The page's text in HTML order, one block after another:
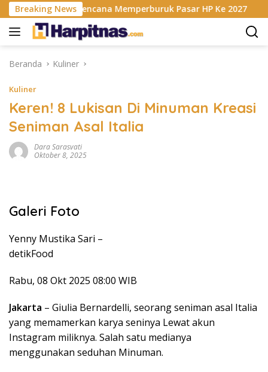
Langsung
ke
konten
Breaking News
RAM Berencana Memperburuk Pasar HP Ke 2027
Beranda Kuliner
Kuliner
Keren! 8 Lukisan Di Minuman Kreasi
Seniman Asal Italia
Dara Sarasvati
Oktober 8, 2025
Galeri Foto
Yenny Mustika Sari –
detikFood
Rabu, 08 Okt 2025 08:00 WIB
Jakarta – Giulia Bernardelli, seorang seniman asal Italia
yang memamerkan karya seninya Lewat akun
Instagram miliknya. Salah satu medianya
menggunakan seduhan Minuman.